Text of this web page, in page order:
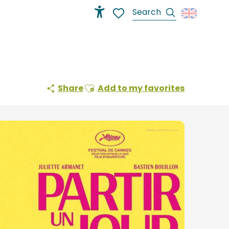
Search
ShareAjouter aux favoris
Add to my favorites